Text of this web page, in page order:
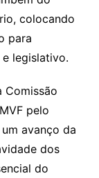
colocando
para
legislativo.
Comissão
pelo
avanço da
dos
do